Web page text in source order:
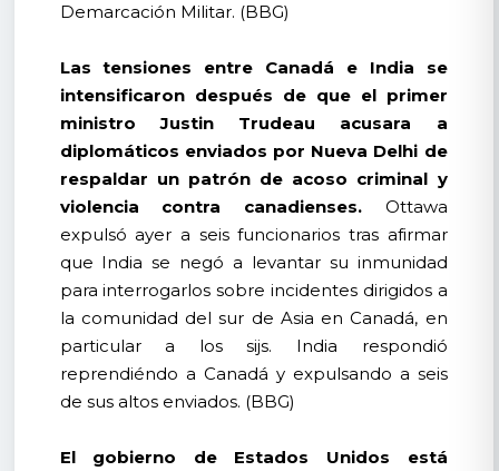
Demarcación Militar. (BBG)
Las tensiones entre Canadá e India se
intensificaron después de que el primer
ministro Justin Trudeau acusara a
diplomáticos enviados por Nueva Delhi de
respaldar un patrón de acoso criminal y
violencia contra canadienses.Ottawa
expulsó ayer a seis funcionarios tras afirmar
que India se negó a levantar su inmunidad
para interrogarlos sobre incidentes dirigidos a
la comunidad del sur de Asia en Canadá, en
particular a los sijs. India respondió
reprendiéndo a Canadá y expulsando a seis
de sus altos enviados. (BBG)
El gobierno de Estados Unidos está